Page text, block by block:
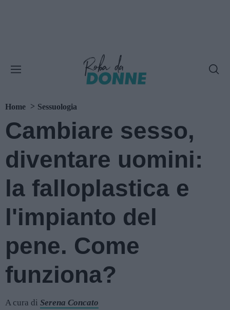
Home Sessuologia
Cambiare sesso,
diventare uomini:
la falloplastica e
l'impianto del
pene. Come
funziona?
A cura di Serena Concato